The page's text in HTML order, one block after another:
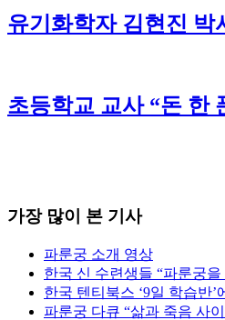
유기화학자 김현진 박
초등학교 교사 “돈 한
가장 많이 본 기사
파룬궁 소개 영상
한국 신 수련생들 “파룬궁
한국 텐티북스 ‘9일 학습반
파룬궁 다큐 “삶과 죽음 사